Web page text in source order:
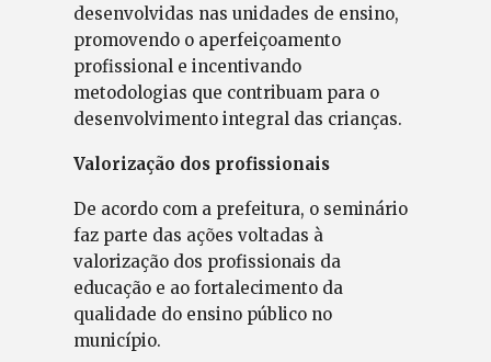
desenvolvidas nas unidades de ensino,
promovendo o aperfeiçoamento
profissional e incentivando
metodologias que contribuam para o
desenvolvimento integral das crianças.
Valorização dos profissionais
De acordo com a prefeitura, o seminário
faz parte das ações voltadas à
valorização dos profissionais da
educação e ao fortalecimento da
qualidade do ensino público no
município.